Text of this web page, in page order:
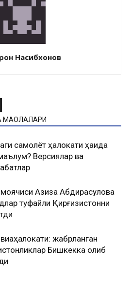
Насибхонов
МАҚОЛАЛАРИ
самолёт ҳалокати ҳақида
Версиялар ва
Азиза Абдирасулова
туфайли Қирғизистонни
жабрланган
Бишкекка олиб